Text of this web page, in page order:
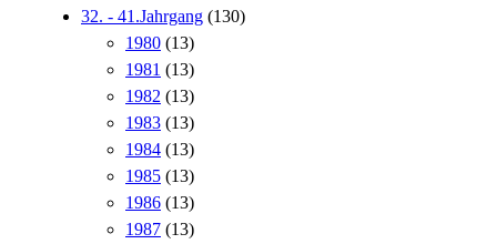
32. - 41.Jahrgang (130)
1980 (13)
1981 (13)
1982 (13)
1983 (13)
1984 (13)
1985 (13)
1986 (13)
1987 (13)